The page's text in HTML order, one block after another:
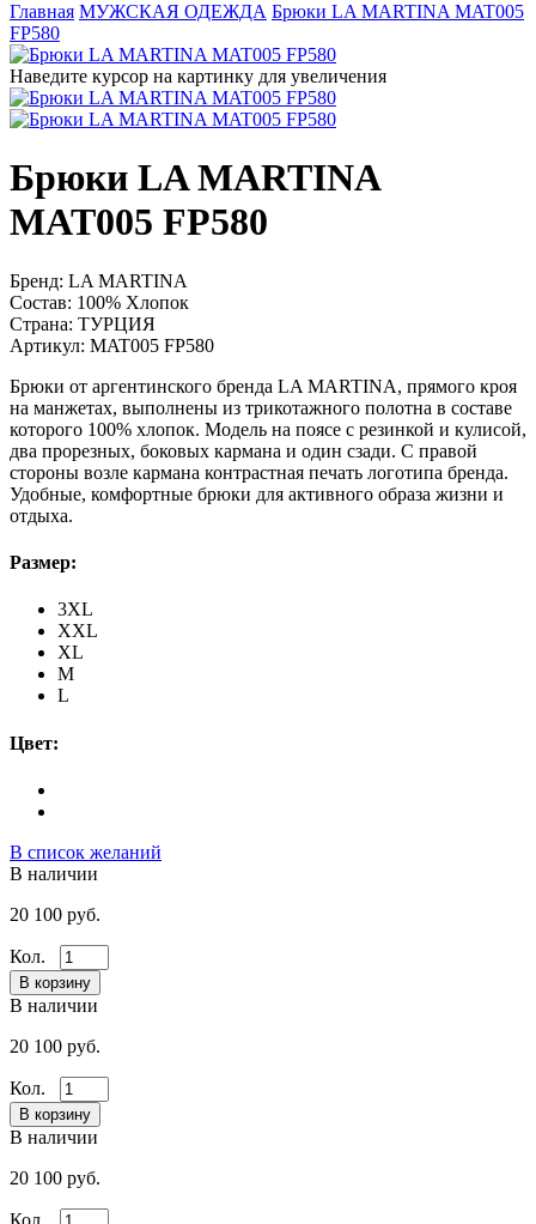
Главная МУЖСКАЯ ОДЕЖДА Брюки LA MARTINA MAT005
FP580
Наведите курсор на картинку для увеличения
Брюки LA MARTINA
MAT005 FP580
Бренд: LA MARTINA
Состав: 100% Хлопок
Страна: ТУРЦИЯ
Артикул: MAT005 FP580
Брюки от аргентинского бренда LA MARTINA, прямого кроя
на манжетах, выполнены из трикотажного полотна в составе
которого 100% хлопок. Модель на поясе с резинкой и кулисой,
два прорезных, боковых кармана и один сзади. С правой
стороны возле кармана контрастная печать логотипа бренда.
Удобные, комфортные брюки для активного образа жизни и
отдыха.
Размер:
3XL
XXL
XL
M
L
Цвет:
В список желаний
В наличии
20 100 руб.
Кол.
В наличии
20 100 руб.
Кол.
В наличии
20 100 руб.
Кол.